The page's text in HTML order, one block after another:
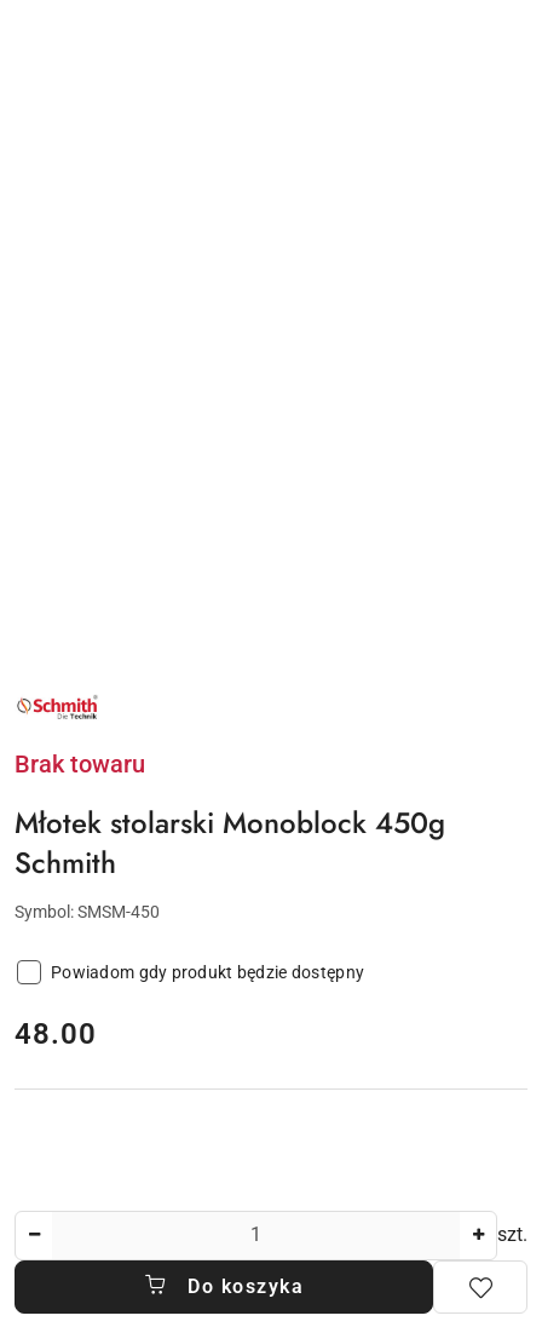
NAZWA
PRODUCENTA:
Brak towaru
Młotek stolarski Monoblock 450g
Schmith
Symbol:SMSM-450
Powiadom gdy produkt będzie dostępny
cena:
48.00
szt.
Do koszyka